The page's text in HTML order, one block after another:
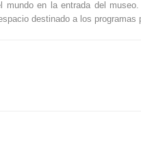
en la entrada del
destinado a los programas